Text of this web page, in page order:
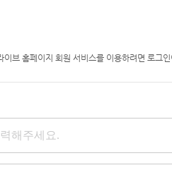
이브 홈페이지 회원 서비스를 이용하려면 로그